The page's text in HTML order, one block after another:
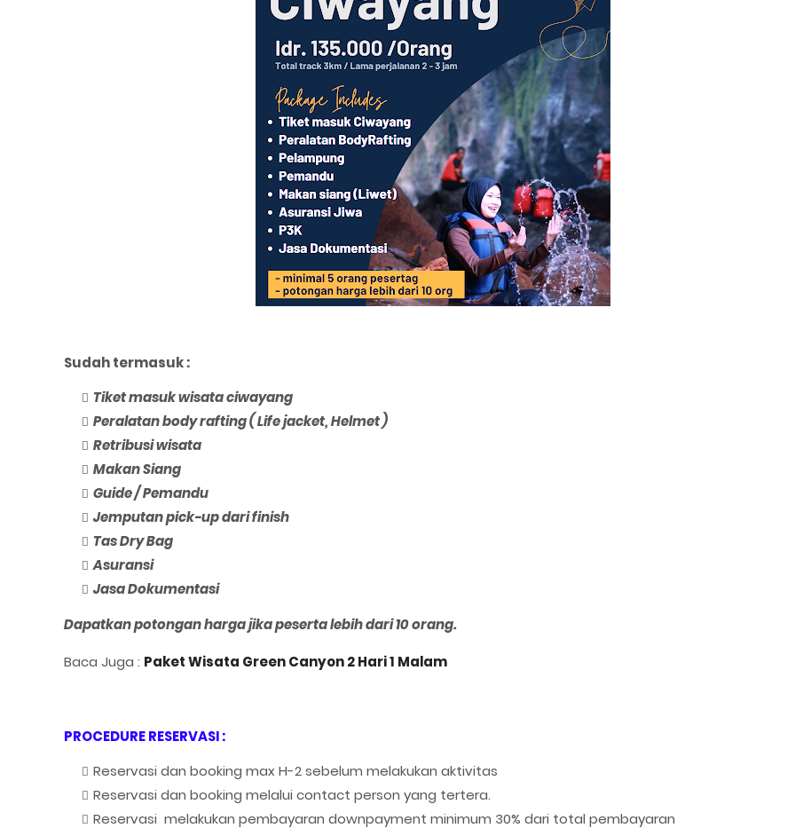
Sudah termasuk :
Tiket masuk wisata ciwayang
Peralatan body rafting ( Life jacket, Helmet )
Retribusi wisata
Makan Siang
Guide / Pemandu
Jemputan pick-up dari finish
Tas Dry Bag
Asuransi
Jasa Dokumentasi
Dapatkan potongan harga jika peserta lebih dari 10 orang.
Baca Juga : Paket Wisata Green Canyon 2 Hari 1 Malam
PROCEDURE RESERVASI :
Reservasi dan booking max H-2 sebelum melakukan aktivitas
Reservasi dan booking melalui contact person yang tertera.
Reservasi melakukan pembayaran downpayment minimum 30% dari total pembayaran